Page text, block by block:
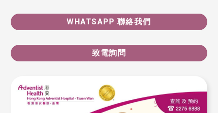
WHATSAPP 聯絡我們
致電詢問